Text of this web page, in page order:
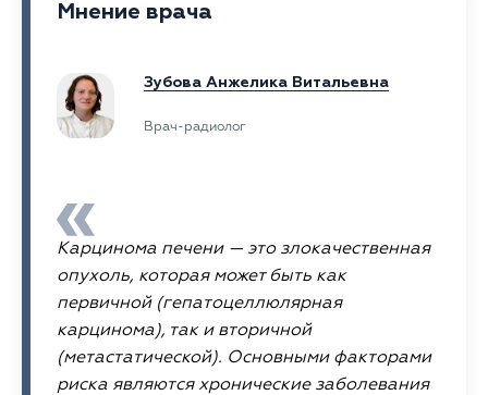
Мнение врача
Карцинома печени — это злокачественная
опухоль, которая может быть как
первичной (гепатоцеллюлярная
карцинома), так и вторичной
(метастатической). Основными факторами
риска являются хронические заболевания
Зубова Анжелика Витальевна
Врач-радиолог